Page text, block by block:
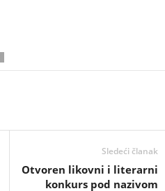
Sledeći članak
Otvoren likovni i literarni
konkurs pod nazivom